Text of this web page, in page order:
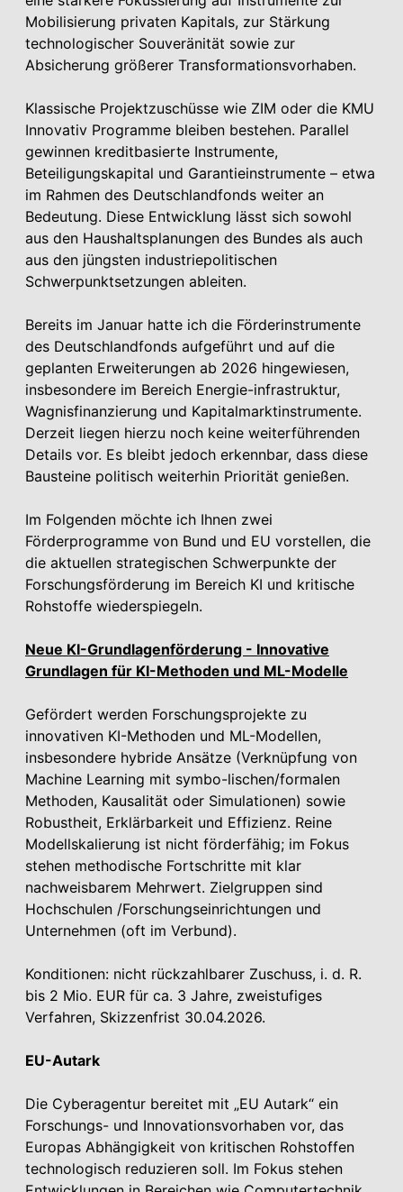
Mobilisierung privaten Kapitals, zur Stärkung
technologischer Souveränität sowie zur
Absicherung größerer Transformationsvorhaben.
Klassische Projektzuschüsse wie ZIM oder die KMU
Innovativ Programme bleiben bestehen. Parallel
gewinnen kreditbasierte Instrumente,
Beteiligungskapital und Garantieinstrumente – etwa
im Rahmen des Deutschlandfonds weiter an
Bedeutung. Diese Entwicklung lässt sich sowohl
aus den Haushaltsplanungen des Bundes als auch
aus den jüngsten industriepolitischen
Schwerpunktsetzungen ableiten.
Bereits im Januar hatte ich die Förderinstrumente
des Deutschlandfonds aufgeführt und auf die
geplanten Erweiterungen ab 2026 hingewiesen,
insbesondere im Bereich Energie-infrastruktur,
Wagnisfinanzierung und Kapitalmarktinstrumente.
Derzeit liegen hierzu noch keine weiterführenden
Details vor. Es bleibt jedoch erkennbar, dass diese
Bausteine politisch weiterhin Priorität genießen.
Im Folgenden möchte ich Ihnen zwei
Förderprogramme von Bund und EU vorstellen, die
die aktuellen strategischen Schwerpunkte der
Forschungsförderung im Bereich KI und kritische
Rohstoffe wiederspiegeln.
Neue KI-Grundlagenförderung - Innovative
Grundlagen für KI-Methoden und ML-Modelle
Gefördert werden Forschungsprojekte zu
innovativen KI-Methoden und ML-Modellen,
insbesondere hybride Ansätze (Verknüpfung von
Machine Learning mit symbo-lischen/formalen
Methoden, Kausalität oder Simulationen) sowie
Robustheit, Erklärbarkeit und Effizienz. Reine
Modellskalierung ist nicht förderfähig; im Fokus
stehen methodische Fortschritte mit klar
nachweisbarem Mehrwert. Zielgruppen sind
Hochschulen /Forschungseinrichtungen und
Unternehmen (oft im Verbund).
Konditionen: nicht rückzahlbarer Zuschuss, i. d. R.
bis 2 Mio. EUR für ca. 3 Jahre, zweistufiges
Verfahren, Skizzenfrist 30.04.2026.
EU-Autark
Die Cyberagentur bereitet mit „EU Autark“ ein
Forschungs- und Innovationsvorhaben vor, das
Europas Abhängigkeit von kritischen Rohstoffen
technologisch reduzieren soll. Im Fokus stehen